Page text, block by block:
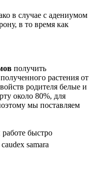
в случае с адениумом
в то время как
получить
растения от
родителя белые и
около 80%, для
мы поставляем
быстро